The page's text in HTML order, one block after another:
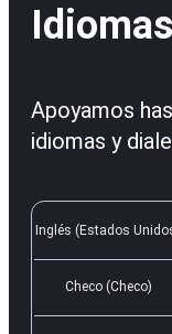
Apoyamos
idiomas y
Inglés (Estados
Checo (Checo)